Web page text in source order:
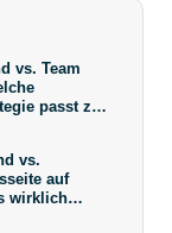
vs. Team
passt zu
vs.
auf
wirklich
warum die